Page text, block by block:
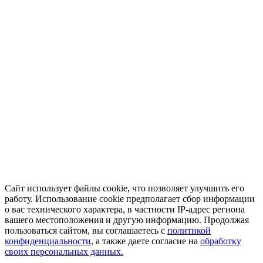
Сайт использует файлы cookie, что позволяет улучшить его
работу. Использование cookie предполагает сбор информации
о вас технического характера, в частности IP-адрес региона
вашего местоположения и другую информацию. Продолжая
пользоваться сайтом, вы соглашаетесь с политикой
конфиденциальности, а также даете согласие на обработку
своих персональных данных.